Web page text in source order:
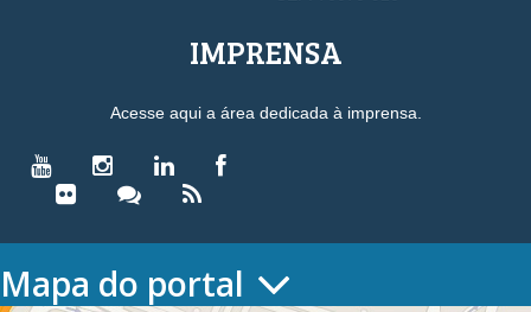
IMPRENSA
Acesse aqui a área dedicada à imprensa.
Mapa do portal